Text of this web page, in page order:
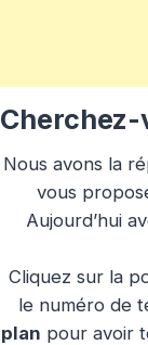
Nous avons la
vous
Aujourd’hui
Cliquez sur la
le numéro de
plan pour avoir